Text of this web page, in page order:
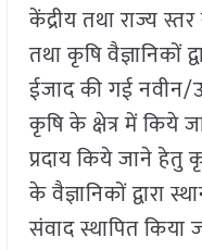
केंद्रीय तथा राज्य
तथा कृषि वैज्ञानिकों
ईजाद की गई नवीन/
कृषि के क्षेत्र में किये
प्रदाय किये जाने हेतु
के वैज्ञानिकों द्वारा
संवाद स्थापित किया